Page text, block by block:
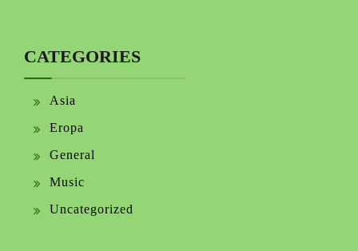
CATEGORIES
Asia
Eropa
General
Music
Uncategorized